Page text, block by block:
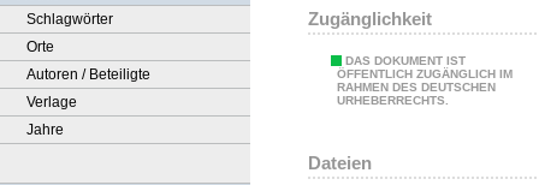
Schlagwörter
Orte
Autoren / Beteiligte
Verlage
Jahre
Zugänglichkeit
DAS DOKUMENT IST
ÖFFENTLICH ZUGÄNGLICH IM
RAHMEN DES DEUTSCHEN
URHEBERRECHTS.
Dateien